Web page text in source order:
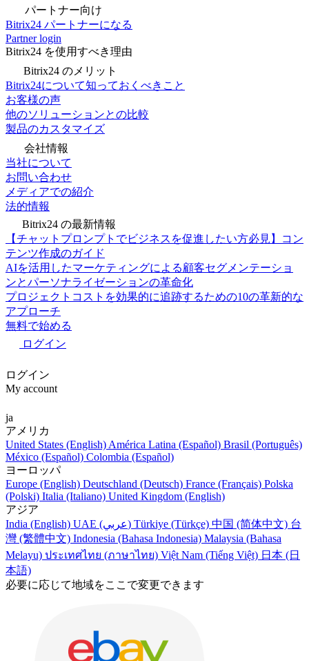
パートナー向け
Bitrix24 パートナーになる
Partner login
Bitrix24 を使用すべき理由
Bitrix24 のメリット
Bitrix24について知っておくべきこと
お客様の声
他のソリューションとの比較
製品のカスタマイズ
会社情報
当社について
お問い合わせ
メディアでの紹介
法的情報
Bitrix24 の最新情報
【チャットプロンプトでビジネスを促進したい方必見】コン
テンツ作成のガイド
AIを活用したマーケティングによる顧客セグメンテーショ
ンとパーソナライゼーションの革命化
プロジェクトコストを効果的に追跡するための10の革新的な
アプローチ
無料で始める
ログイン
ログイン
My account
ja
アメリカ
United States (English) América Latina (Español) Brasil (Português)
México (Español) Colombia (Español)
ヨーロッパ
Europe (English) Deutschland (Deutsch) France (Français) Polska
(Polski) Italia (Italiano) United Kingdom (English)
アジア
India (English)
UAE (عربي) Türkiye (Türkçe) 中国 (简体中文) 台
灣 (繁體中文) Indonesia (Bahasa Indonesia) Malaysia (Bahasa
Melayu) ประเทศไทย (ภาษาไทย) Việt Nam (Tiếng Việt) 日本 (日
本語)
必要に応じて地域をここで変更できます